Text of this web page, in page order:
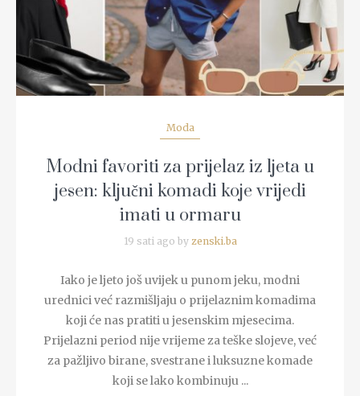
Moda
Modni favoriti za prijelaz iz ljeta u
jesen: ključni komadi koje vrijedi
imati u ormaru
19 sati ago by zenski.ba
Iako je ljeto još uvijek u punom jeku, modni
urednici već razmišljaju o prijelaznim komadima
koji će nas pratiti u jesenskim mjesecima.
Prijelazni period nije vrijeme za teške slojeve, već
za pažljivo birane, svestrane i luksuzne komade
koji se lako kombinuju ...